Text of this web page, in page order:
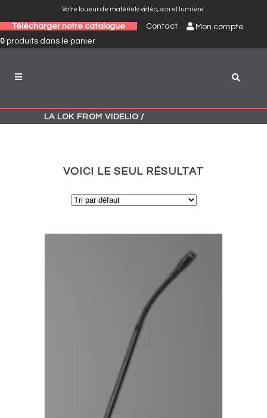
Votre loueur de matériels vidéo, son et lumière.
Télécharger notre catalogue Contact
Mon compte
0 produits dans le panier
LA LOK FROM VIDELIO /
VOICI LE SEUL RÉSULTAT